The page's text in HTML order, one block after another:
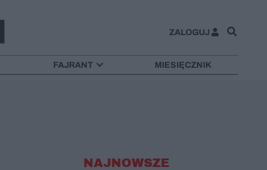
ZALOGUJ
FAJRANT MIESIĘCZNIK
NAJNOWSZE